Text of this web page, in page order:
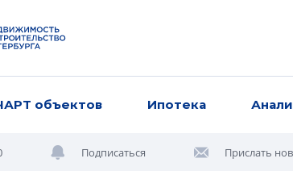
объектов Ипотека
Подписаться Прислать